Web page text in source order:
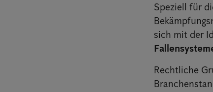
Speziell für
sich mit der
Rechtliche